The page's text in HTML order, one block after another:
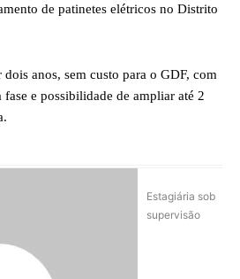
de patinetes elétricos no Distrito
anos, sem custo para o GDF, com
e possibilidade de ampliar até 2
Estagiária sob
supervisão